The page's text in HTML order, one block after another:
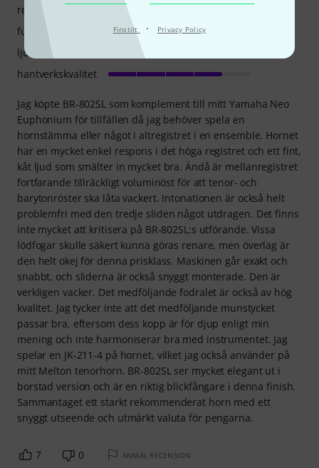
Finstilt · Privacy Policy
Jag köpte BR-802SL som komplement till mitt Yamaha Neo
Euphonium för tillfällen då jag behöver spela en
hornstämma eller något i altregistret i en ensemble. Hornet
har en mycket enkel respons i det höga registret och ett fint,
kåt ljud som smälter in mycket bra. Ändå är mellanregistret
fortfarande tillräckligt voluminöst för att tenor- och
barytonröster ska låta vackert. Intonationen är också helt
problemfri med den tredje sliden något utdragen. Det finns
inte mycket att kritisera på BR-802SL:s utförande. Vissa
lödfogar skulle säkert kunna göras renare, men överlag är
den helt okej för denna prisklass. Maskinen går exakt och
snabbt, och sliderna är också snyggt monterade. Den är
verkligen vacker. Det medföljande fodralet är också av hög
kvalitet. Jag tycker inte att det medföljande munstycket
passar bra, eftersom dess kopp är för djup enligt min
mening och inte harmoniserar bra med instrumentet. Jag
spelar en JK-211-4 på hornet, vilket jag också använder på
mitt Melton tenorhorn. BR-802SL ser mycket elegant ut i
borstad version och är en riktig blickfångare i denna finish.
Sammantaget ett starkt rekommenderat horn med ett
snyggt utseende och utmärkt valuta för pengarna.
respons
funktioner
ljud
hantverkskvalitet
7 0 ANMÄL RECENSION